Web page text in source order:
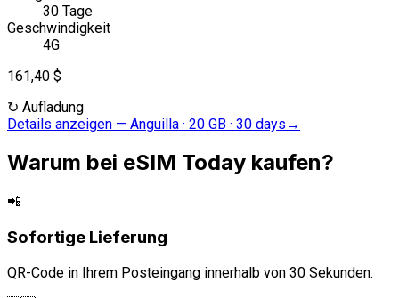
30 Tage
Geschwindigkeit
4G
161,40 $
↻ Aufladung
Details anzeigen — Anguilla · 20 GB · 30 days →
Warum bei eSIM Today kaufen?
📲
Sofortige Lieferung
QR-Code in Ihrem Posteingang innerhalb von 30 Sekunden.